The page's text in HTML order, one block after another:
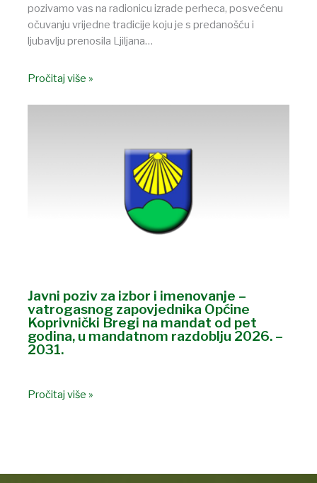
pozivamo vas na radionicu izrade perheca, posvećenu
očuvanju vrijedne tradicije koju je s predanošću i
ljubavlju prenosila Ljiljana…
Pročitaj više »
Javni poziv za izbor i imenovanje –
vatrogasnog zapovjednika Općine
Koprivnički Bregi na mandat od pet
godina, u mandatnom razdoblju 2026. –
2031.
Pročitaj više »